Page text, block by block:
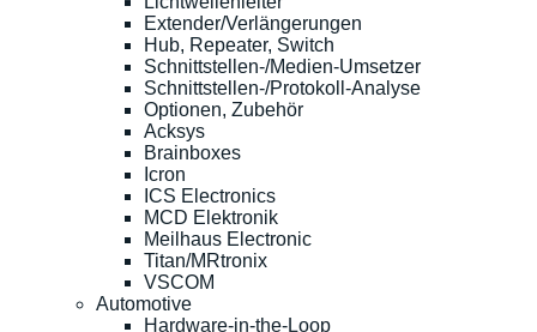
Extender/Verlängerungen
Hub, Repeater, Switch
Schnittstellen-/Medien-Umsetzer
Schnittstellen-/Protokoll-Analyse
Optionen, Zubehör
Acksys
Brainboxes
Icron
ICS Electronics
MCD Elektronik
Meilhaus Electronic
Titan/MRtronix
VSCOM
Automotive
Hardware-in-the-Loop